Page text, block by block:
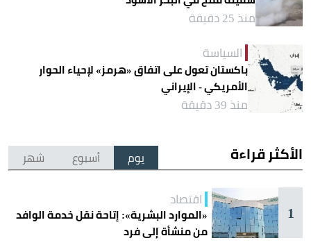
منذ 25 دقيقة
السياسة
باكستان تعول على اتفاق «هرمز» لإحياء الحوار
الأمريكي - الإيراني
منذ 39 دقيقة
الأكثر قراءة يوم أسبوع شهر
1
اقتصاد
«الموارد البشرية»: إتاحة نقل خدمة الوافد
من منشأة إلى فرد